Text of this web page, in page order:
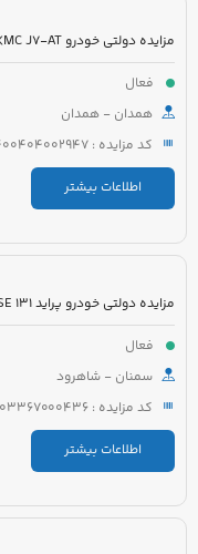
فعال
همدان - همدان
کد مزایده : 5821400404002947
اطلاعات بیشتر
فعال
سمنان - شاهرود
کد مزایده : 5621003367000436
اطلاعات بیشتر